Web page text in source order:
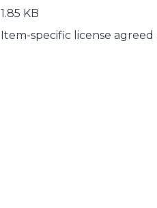
1.85 KB
Item-specific license